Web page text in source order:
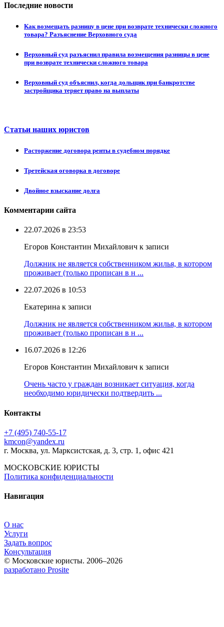
Последние новости
Как возмещать разницу в цене при возврате технически сложного
товара? Разъяснение Верховного суда
Верховный суд разъяснил правила возмещения разницы в цене
при возврате технически сложного товара
Верховный суд объяснил, когда дольщик при банкротстве
застройщика теряет право на выплаты
Статьи наших юристов
Расторжение договора ренты в судебном порядке
Третейская оговорка в договоре
Двойное взыскание долга
Комментарии сайта
22.07.2026 в 23:53
Егоров Константин Михайлович к записи
Должник не является собственником жилья, в котором
проживает (только прописан в н ...
22.07.2026 в 10:53
Екатерина к записи
Должник не является собственником жилья, в котором
проживает (только прописан в н ...
16.07.2026 в 12:26
Егоров Константин Михайлович к записи
Очень часто у граждан возникает ситуация, когда
необходимо юридически подтвердить ...
Контакты
+7 (495) 740‑55‑17
kmcon@yandex.ru
г. Москва, ул. Марксистская, д. 3, стр. 1, офис 421
МОСКОВСКИЕ ЮРИСТЫ
Политика конфиденциальности
Навигация
О нас
Услуги
Задать вопрос
Консультация
© Московские юристы. 2006–2026
разработано Prosite